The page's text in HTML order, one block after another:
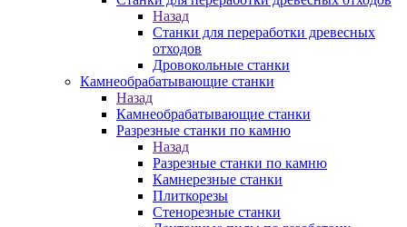
Назад
Станки для переработки древесных
отходов
Дровокольные станки
Камнеобрабатывающие станки
Назад
Камнеобрабатывающие станки
Разрезные станки по камню
Назад
Разрезные станки по камню
Камнерезные станки
Плиткорезы
Стенорезные станки